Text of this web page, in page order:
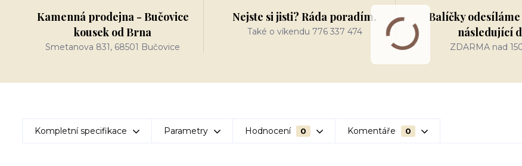
Kamenná prodejna - Bučovice
kousek od Brna
Smetanova 831, 68501 Bučovice
Nejste si jisti? Ráda poradím.
Také o víkendu 776 337 474
Balíčky
následující
ZDARMA nad
Kompletní specifikace Parametry Hodnocení 0 Komentáře 0